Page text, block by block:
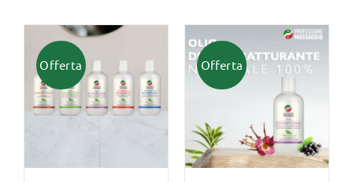
Offerta Offerta